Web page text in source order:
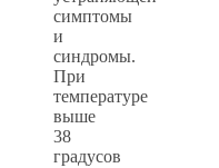
симптомы
и
синдромы.
При
температуре
выше
38
градусов